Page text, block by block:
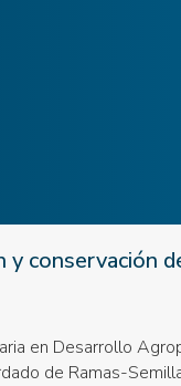
conservación
en Desarrollo
de Ramas-